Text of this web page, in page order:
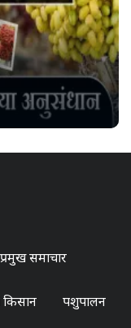
प्रमुख समाचार
किसान पशुपालन